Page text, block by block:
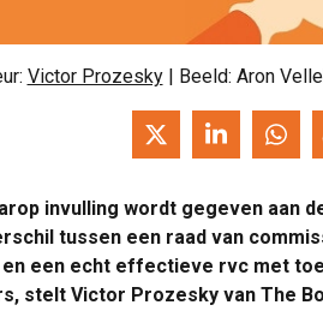
Victor Prozesky | Beeld: Aron
invulling wordt gegeven aan
tussen een raad van
een echt effectieve rvc met
stelt Victor Prozesky van The